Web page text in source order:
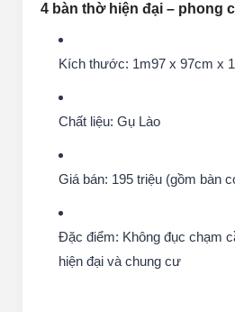
4 bàn thờ hiện đại – phong
Kích thước: 1m97 x 97cm x
Chất liệu: Gụ Lào
Giá bán: 195 triệu (gồm bàn
Đặc điểm: Không đục chạm
hiện đại và chung cư